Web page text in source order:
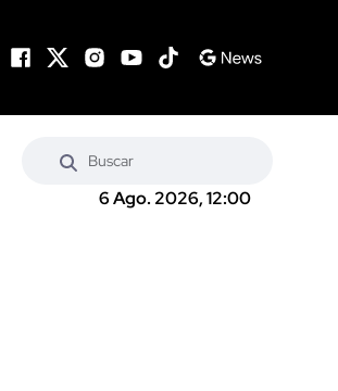
6 Ago. 2026, 12:00